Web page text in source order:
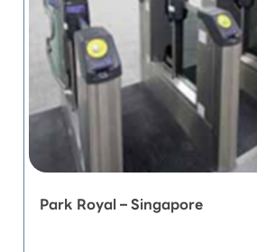
Park Royal – Singapore